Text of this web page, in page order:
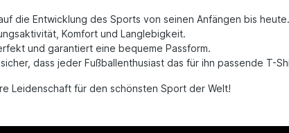
die Entwicklung des Sports von seinen Anfängen bis heute.
Komfort und Langlebigkeit.
und garantiert eine bequeme Passform.
dass jeder Fußballenthusiast das für ihn passende T-
Leidenschaft für den schönsten Sport der Welt!